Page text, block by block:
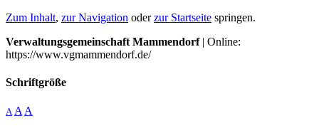
Zum Inhalt, zur Navigation oderzur Startseite springen.
Verwaltungsgemeinschaft Mammendorf| Online:
https://www.vgmammendorf.de/
Schriftgröße
A A A